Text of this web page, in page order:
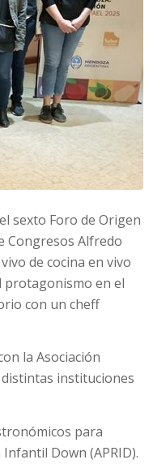
sexto Foro de Origen
Congresos Alfredo
de cocina en vivo
protagonismo en el
con un cheff
la Asociación
distintas instituciones
para
Down (APRID).